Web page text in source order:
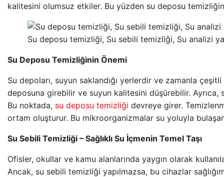
kalitesini olumsuz etkiler. Bu yüzden su deposu
Su deposu temizliği, Su sebili temizliği, Su analizi
Su Deposu Temizliğinin Önemi
Su depoları, suyun saklandığı yerlerdir ve zamanla
deposuna girebilir ve suyun kalitesini düşürebilir.
Bu noktada, su deposu temizliği devreye girer.
ortam oluşturur. Bu mikroorganizmalar su yoluyla
Su Sebili Temizliği – Sağlıklı Su İçmenin Temel Taşı
Ofisler, okullar ve kamu alanlarında yaygın olarak
Ancak, su sebili temizliği yapılmazsa, bu cihazlar